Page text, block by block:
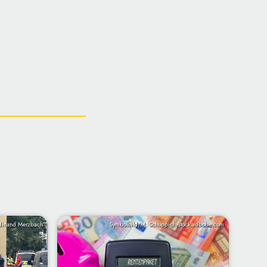
Merzbach Symbolbild/M. Schuppich/stock.adbobe.com